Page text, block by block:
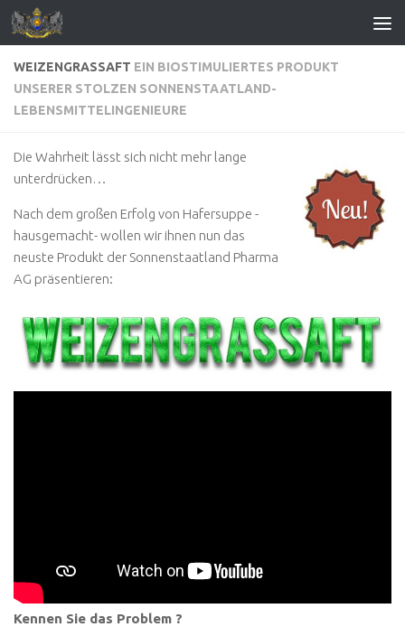
Zum Inhalt springen
WEIZENGRASSAFT EIN BIOSTIMULIERTES PRODUKT
UNSERER STOLZEN SONNENSTAATLAND-
LEBENSMITTELINGENIEURE
Die Wahrheit lässt sich nicht mehr lange
unterdrücken…
Nach dem großen Erfolg von Hafersuppe -
hausgemacht- wollen wir ihnen nun das
neuste Produkt der Sonnenstaatland Pharma
AG präsentieren:
Kennen Sie das Problem ?